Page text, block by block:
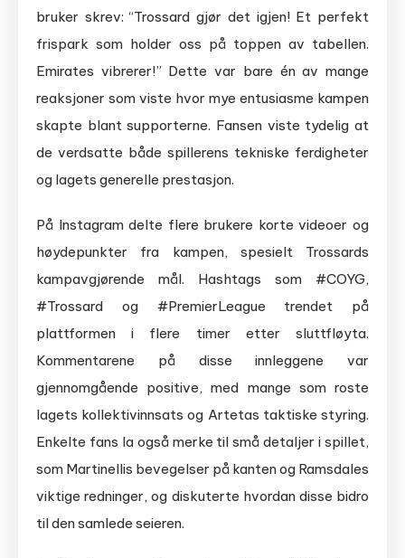
bruker skrev: “Trossard gjør det igjen! Et perfekt
frispark som holder oss på toppen av tabellen.
Emirates vibrerer!” Dette var bare én av mange
reaksjoner som viste hvor mye entusiasme kampen
skapte blant supporterne. Fansen viste tydelig at
de verdsatte både spillerens tekniske ferdigheter
og lagets generelle prestasjon.
På Instagram delte flere brukere korte videoer og
høydepunkter fra kampen, spesielt Trossards
kampavgjørende mål. Hashtags som #COYG,
#Trossard og #PremierLeague trendet på
plattformen i flere timer etter sluttfløyta.
Kommentarene på disse innleggene var
gjennomgående positive, med mange som roste
lagets kollektivinnsats og Artetas taktiske styring.
Enkelte fans la også merke til små detaljer i spillet,
som Martinellis bevegelser på kanten og Ramsdales
viktige redninger, og diskuterte hvordan disse bidro
til den samlede seieren.